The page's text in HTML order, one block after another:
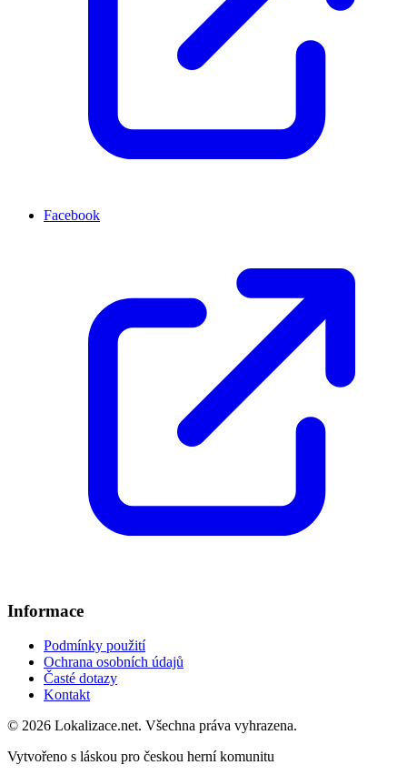
Facebook
Informace
Podmínky použití
Ochrana osobních údajů
Časté dotazy
Kontakt
© 2026 Lokalizace.net. Všechna práva vyhrazena.
Vytvořeno s láskou pro českou herní komunitu